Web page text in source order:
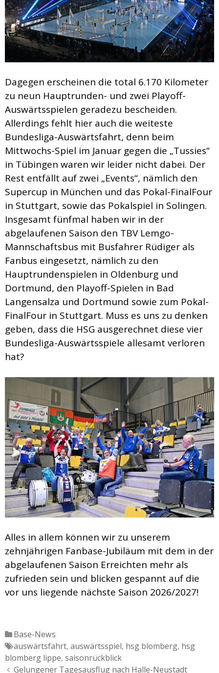
Dagegen erscheinen die total 6.170 Kilometer
zu neun Hauptrunden- und zwei Playoff-
Auswärtsspielen geradezu bescheiden.
Allerdings fehlt hier auch die weiteste
Bundesliga-Auswärtsfahrt, denn beim
Mittwochs-Spiel im Januar gegen die „Tussies“
in Tübingen waren wir leider nicht dabei. Der
Rest entfällt auf zwei „Events“, nämlich den
Supercup in München und das Pokal-FinalFour
in Stuttgart, sowie das Pokalspiel in Solingen.
Insgesamt fünfmal haben wir in der
abgelaufenen Saison den TBV Lemgo-
Mannschaftsbus mit Busfahrer Rüdiger als
Fanbus eingesetzt, nämlich zu den
Hauptrundenspielen in Oldenburg und
Dortmund, den Playoff-Spielen in Bad
Langensalza und Dortmund sowie zum Pokal-
FinalFour in Stuttgart. Muss es uns zu denken
geben, dass die HSG ausgerechnet diese vier
Bundesliga-Auswärtsspiele allesamt verloren
hat?
Alles in allem können wir zu unserem
zehnjährigen Fanbase-Jubiläum mit dem in der
abgelaufenen Saison Erreichten mehr als
zufrieden sein und blicken gespannt auf die
vor uns liegende nächste Saison 2026/2027!
Katgeorien
Base-News
Tags
auswärtsfahrt, auswärtsspiel, hsg blomberg, hsg
blomberg lippe, saisonrückblick
Artikel-
Gelungener Tagesausflug nach Halle-Neustadt